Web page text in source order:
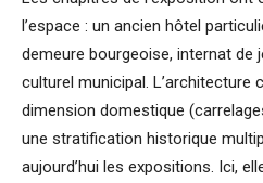
l’espace : un ancien hôtel
demeure bourgeoise, internat de
culturel municipal. L’architecture
dimension domestique
une stratification historique
aujourd’hui les expositions. Ici,